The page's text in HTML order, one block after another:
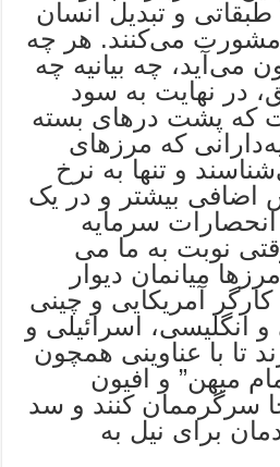
و تبدیل انسان
مشورت می‌کنند. هر چه
می‌آید، چه بیانیه چه
در نهایت به سود
که پشت درهای بسته
که مرزهای
و تنها به نرخ
اضافی بیشتر و در یک
انحصارات سرمایه
نوبت به ما می
میانمان دیوار
آمریکایی و چینی
انگلیسی، اسرائیلی و
تا با عناوینی همچون
میهن” و افیون
سرگرممان کنند و سد
برای نیل به